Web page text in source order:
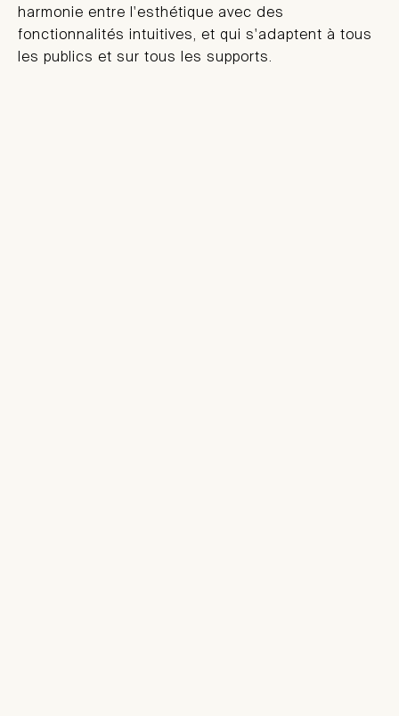
harmonie entre l'esthétique avec des
fonctionnalités intuitives, et qui s'adaptent à tous
les publics et sur tous les supports.